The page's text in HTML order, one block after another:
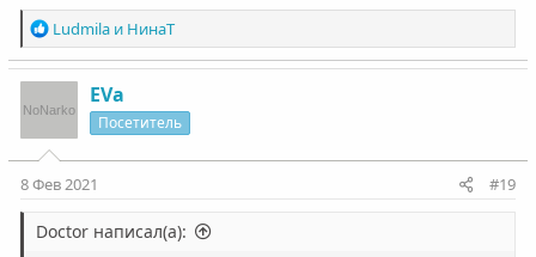
Р
е
а
ц
и
и
:
Ludmilaи НинаТ
EVa
Посетитель
8 Фев 2021 #19
Doctor написал(а):